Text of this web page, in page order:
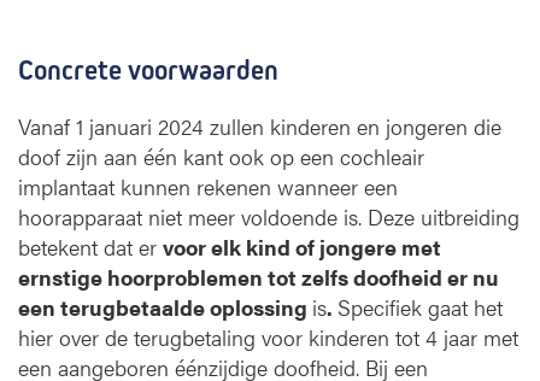
Concrete voorwaarden
Vanaf 1 januari 2024 zullen kinderen en jongeren die
doof zijn aan één kant ook op een cochleair
implantaat kunnen rekenen wanneer een
hoorapparaat niet meer voldoende is. Deze uitbreiding
betekent dat er voor elk kind of jongere met
ernstige hoorproblemen tot zelfs doofheid er nu
een terugbetaalde oplossing is. Specifiek gaat het
hier over de terugbetaling voor kinderen tot 4 jaar met
een aangeboren éénzijdige doofheid. Bij een